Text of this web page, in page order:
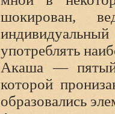
шокирован,
употреблять
Акаша — пятый
которой
образовались